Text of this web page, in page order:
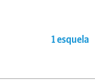
1 esquela